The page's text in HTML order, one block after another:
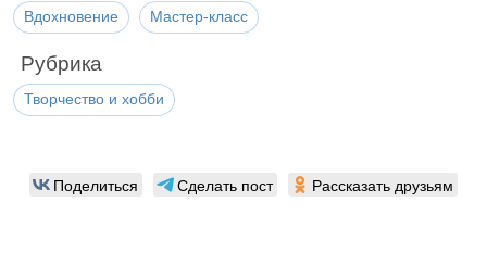
Вдохновение Мастер-класс
Рубрика
Творчество и хобби
Поделиться Сделать пост Рассказать друзьям